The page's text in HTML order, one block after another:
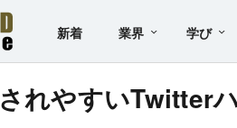
新着 業界 学び
れやすいTwitter